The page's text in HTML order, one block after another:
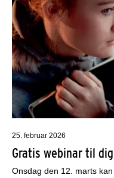
25. februar 2026
Gratis webinar til
Onsdag den 12. marts